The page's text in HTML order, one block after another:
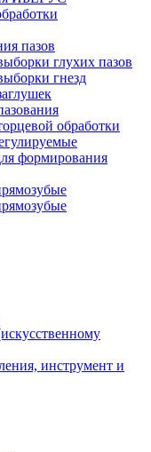
пазов
глухих пазов
гнезд
обработки
формирования
инструмент и